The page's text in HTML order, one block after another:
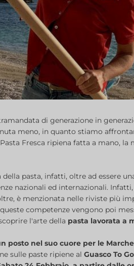
di generazione in
meno, in quanto stiamo
Fresca ripiena fatta a mano, la
pasta, infatti, oltre ad essere
nazionali ed internazionali. Infatti,
è menzionata nelle riviste più
competenze vengono poi
l'arte della pasta lavorata a
posto nel suo cuore per le
sulle paste ripiene al Guasco To Go